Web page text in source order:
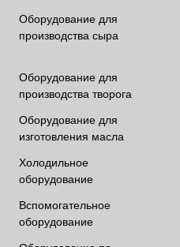
Оборудование для
производства сыра
Оборудование для
производства творога
Оборудование для
изготовления масла
Холодильное
оборудование
Вспомогательное
оборудование